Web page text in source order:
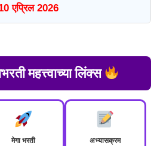
एप्रिल 2026
महत्त्वाच्या लिंक्स
मेगा भरती अभ्यासक्रम